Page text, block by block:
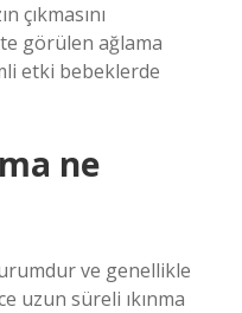
çıkmasını
görülen ağlama
etki bebeklerde
ne
ve genellikle
uzun süreli ıkınma